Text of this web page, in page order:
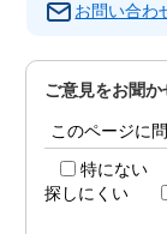
お問い合わ
ご意見をお聞
このページに
特にない
探しにくい